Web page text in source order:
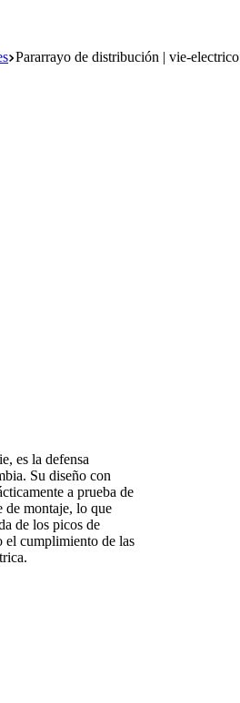
Pararrayo de distribución | vie-electrico
es la defensa
Su diseño con
a prueba de
de montaje, lo que
de los picos de
el cumplimiento de las